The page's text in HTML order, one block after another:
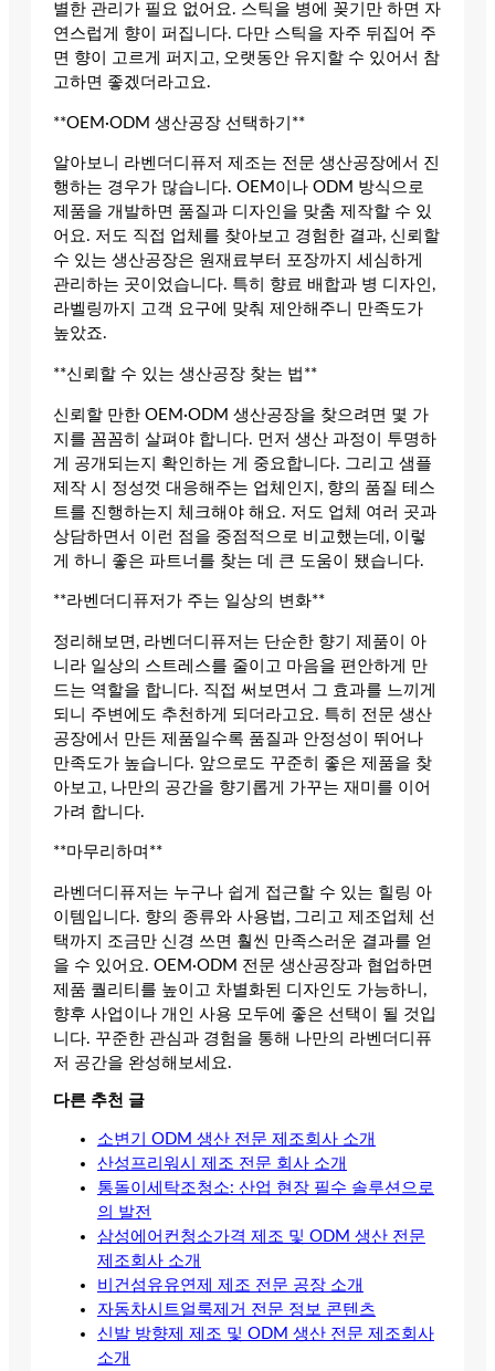
별한 관리가 필요 없어요. 스틱을 병에 꽂기만 하면 자
연스럽게 향이 퍼집니다. 다만 스틱을 자주 뒤집어 주
면 향이 고르게 퍼지고, 오랫동안 유지할 수 있어서 참
고하면 좋겠더라고요.
**OEM·ODM 생산공장 선택하기**
알아보니 라벤더디퓨저 제조는 전문 생산공장에서 진
행하는 경우가 많습니다. OEM이나 ODM 방식으로
제품을 개발하면 품질과 디자인을 맞춤 제작할 수 있
어요. 저도 직접 업체를 찾아보고 경험한 결과, 신뢰할
수 있는 생산공장은 원재료부터 포장까지 세심하게
관리하는 곳이었습니다. 특히 향료 배합과 병 디자인,
라벨링까지 고객 요구에 맞춰 제안해주니 만족도가
높았죠.
**신뢰할 수 있는 생산공장 찾는 법**
신뢰할 만한 OEM·ODM 생산공장을 찾으려면 몇 가
지를 꼼꼼히 살펴야 합니다. 먼저 생산 과정이 투명하
게 공개되는지 확인하는 게 중요합니다. 그리고 샘플
제작 시 정성껏 대응해주는 업체인지, 향의 품질 테스
트를 진행하는지 체크해야 해요. 저도 업체 여러 곳과
상담하면서 이런 점을 중점적으로 비교했는데, 이렇
게 하니 좋은 파트너를 찾는 데 큰 도움이 됐습니다.
**라벤더디퓨저가 주는 일상의 변화**
정리해보면, 라벤더디퓨저는 단순한 향기 제품이 아
니라 일상의 스트레스를 줄이고 마음을 편안하게 만
드는 역할을 합니다. 직접 써보면서 그 효과를 느끼게
되니 주변에도 추천하게 되더라고요. 특히 전문 생산
공장에서 만든 제품일수록 품질과 안정성이 뛰어나
만족도가 높습니다. 앞으로도 꾸준히 좋은 제품을 찾
아보고, 나만의 공간을 향기롭게 가꾸는 재미를 이어
가려 합니다.
**마무리하며**
라벤더디퓨저는 누구나 쉽게 접근할 수 있는 힐링 아
이템입니다. 향의 종류와 사용법, 그리고 제조업체 선
택까지 조금만 신경 쓰면 훨씬 만족스러운 결과를 얻
을 수 있어요. OEM·ODM 전문 생산공장과 협업하면
제품 퀄리티를 높이고 차별화된 디자인도 가능하니,
향후 사업이나 개인 사용 모두에 좋은 선택이 될 것입
니다. 꾸준한 관심과 경험을 통해 나만의 라벤더디퓨
저 공간을 완성해보세요.
다른 추천 글
소변기 ODM 생산 전문 제조회사 소개
산성프리워시 제조 전문 회사 소개
통돌이세탁조청소: 산업 현장 필수 솔루션으로
의 발전
삼성에어컨청소가격 제조 및 ODM 생산 전문
제조회사 소개
비건섬유유연제 제조 전문 공장 소개
자동차시트얼룩제거 전문 정보 콘텐츠
신발 방향제 제조 및 ODM 생산 전문 제조회사
소개